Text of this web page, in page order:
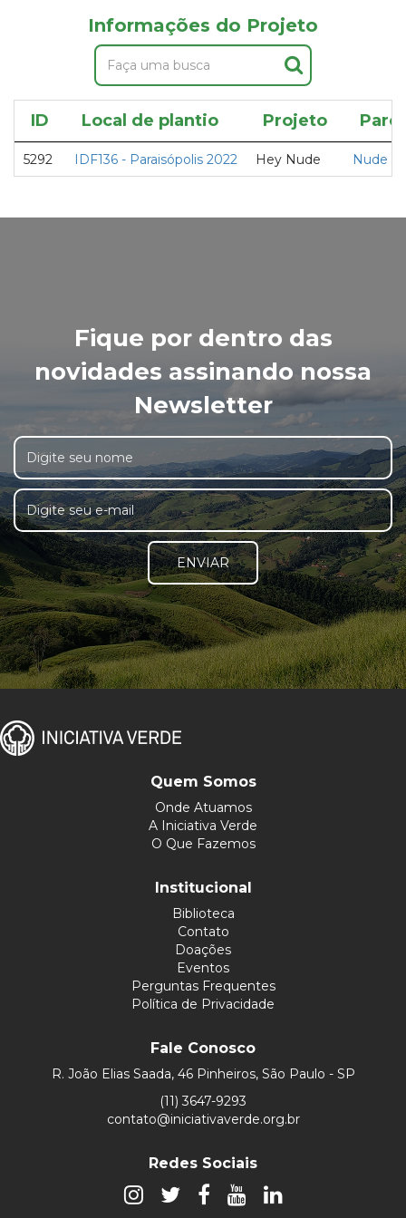
Informações do Projeto
ID Local de plantio Projeto
5292 IDF136 - Paraisópolis 2022 Hey Nude Nude
Fique por dentro das
novidades assinando nossa
Newsletter
ENVIAR
Quem Somos
Onde Atuamos
A Iniciativa Verde
O Que Fazemos
Institucional
Biblioteca
Contato
Doações
Eventos
Perguntas Frequentes
Política de Privacidade
Fale Conosco
R. João Elias Saada, 46 Pinheiros, São Paulo - SP
(11) 3647-9293
contato@iniciativaverde.org.br
Redes Sociais